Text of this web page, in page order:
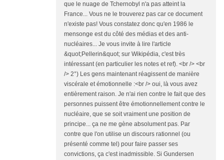
que le nuage de Tchernobyl n'a pas atteint la
France... Vous ne le trouverez pas car ce document
n'existe pas! Vous constatez donc qu'en 1986 le
mensonge est du côté des médias et des anti-
nucléaires... Je vous invite à lire l'article
&quot;Pellerin&quot; sur Wikipédia, c'est très
intéressant (en particulier les notes et ref). <br /> <br
/> 2°) Les gens maintenant réagissent de manière
viscérale et émotionnelle :<br /> oui, là vous avez
entièrement raison. Je n'ai rien contre le fait que des
personnes puissent être émotionnellement contre le
nucléaire, que se soit vraiment une position de
principe... ça ne me gène absolument pas. Par
contre que l'on utilise un discours rationnel (ou
présenté comme tel) pour faire passer ses
convictions, ça c'est inadmissible. Si Gundersen